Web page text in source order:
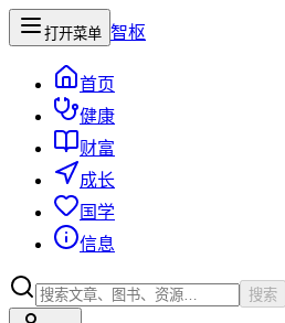
打开菜单 智枢
首页
健康
财富
成长
国学
信息
搜索